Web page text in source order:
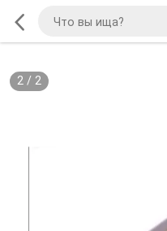
2/ 2